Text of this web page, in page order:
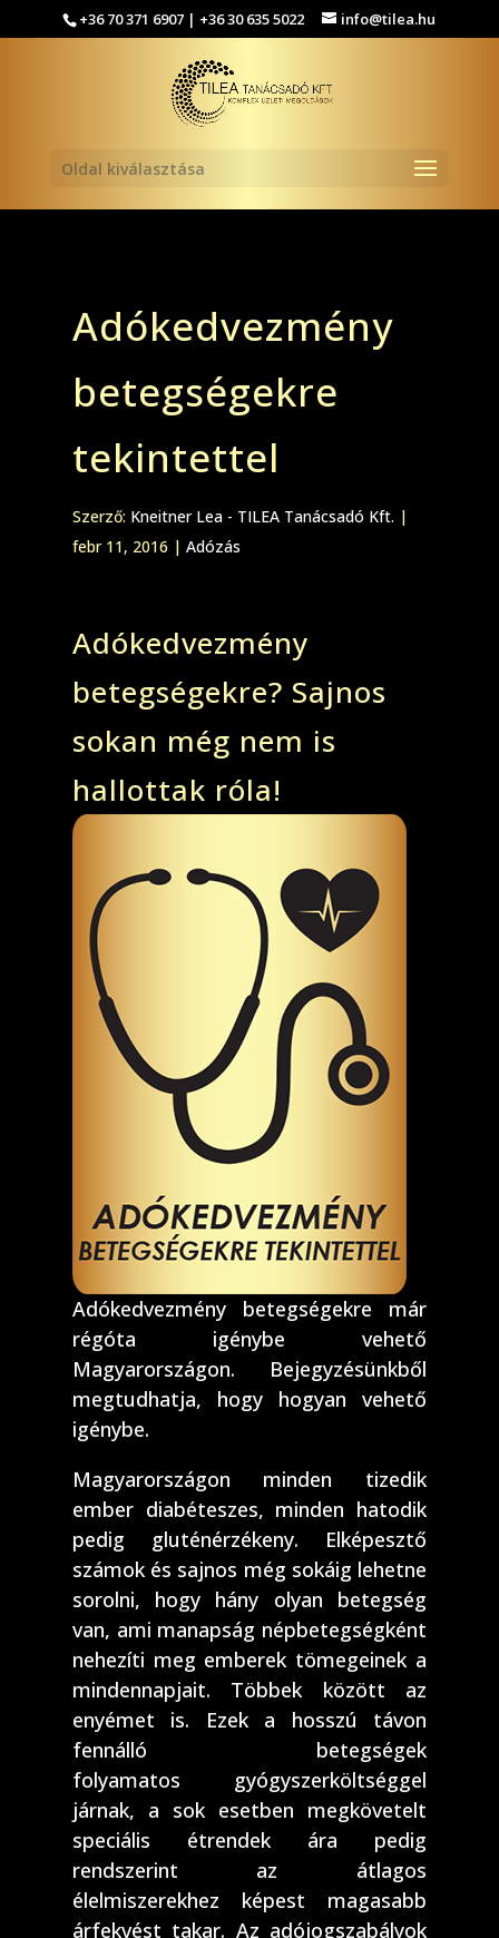
+36 70 371 6907 | +36 30 635 5022 info@tilea.hu
Oldal kiválasztása
Adókedvezmény
betegségekre
tekintettel
Szerző: Kneitner Lea - TILEA Tanácsadó Kft. |
febr 11, 2016 | Adózás
Adókedvezmény
betegségekre? Sajnos
sokan még nem is
hallottak róla!
Adókedvezmény betegségekre már
régóta igénybe vehető
Magyarországon. Bejegyzésünkből
megtudhatja, hogy hogyan vehető
igénybe.
Magyarországon minden tizedik
ember diabéteszes, minden hatodik
pedig gluténérzékeny. Elképesztő
számok és sajnos még sokáig lehetne
sorolni, hogy hány olyan betegség
van, ami manapság népbetegségként
nehezíti meg emberek tömegeinek a
mindennapjait. Többek között az
enyémet is. Ezek a hosszú távon
fennálló betegségek
folyamatos gyógyszerköltséggel
járnak, a sok esetben megkövetelt
speciális étrendek ára pedig
rendszerint az átlagos
élelmiszerekhez képest magasabb
árfekvést takar. Az adójogszabályok